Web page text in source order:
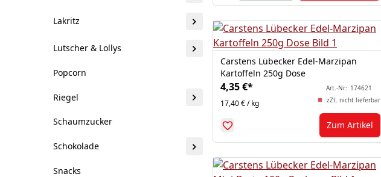
Lakritz
Lutscher & Lollys
Popcorn
Riegel
Schaumzucker
Schokolade
Snacks
Carstens Lübecker Edel-Marzipan
Kartoffeln 250g Dose
4,35 €*
17,40 € / kg
Art.-Nr.: 174621
zZt. nicht lieferbar
Zum Artikel